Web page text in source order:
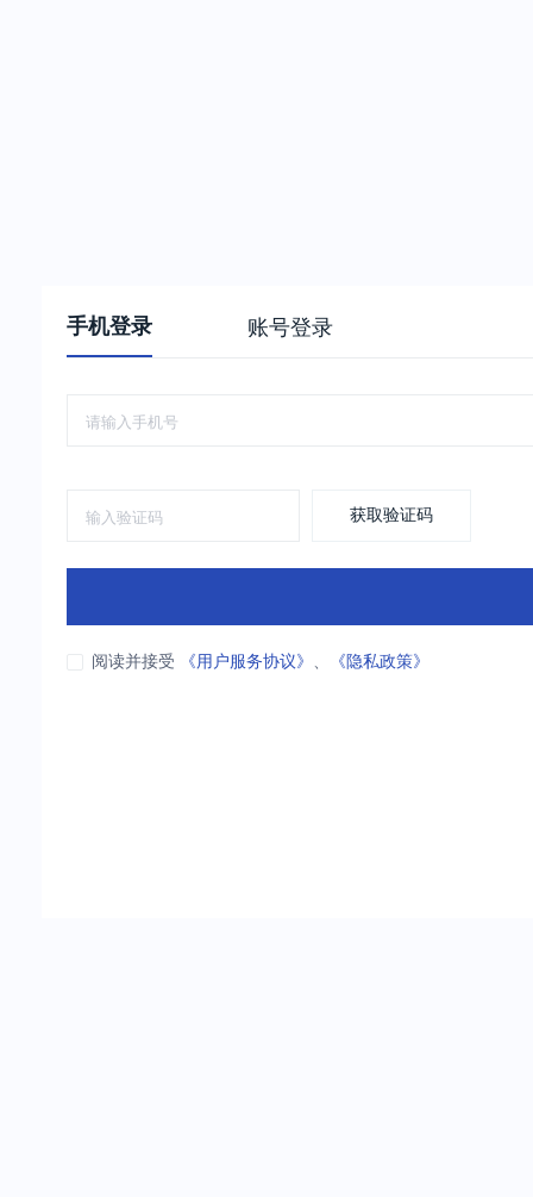
手机登录 账号登录
获取验证码
阅读并接受 《用户服务协议》 、 《隐私政策》